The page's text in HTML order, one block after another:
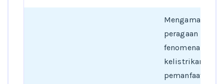
Mengamati
peragaan
fenomena
kelistrikan dan
pemanfaatanny